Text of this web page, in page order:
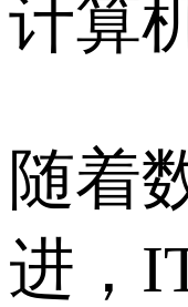
计算
随着
进，